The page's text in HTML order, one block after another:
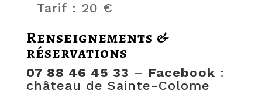
Tarif : 20 €
Renseignements &
réservations
07 88 46 45 33 – Facebook :
château de Sainte-Colome